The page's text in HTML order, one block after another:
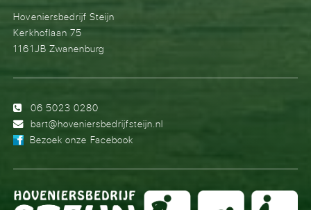
Hoveniersbedrijf Steijn
Kerkhoflaan 75
1161JB Zwanenburg
06 5023 0280
bart@hoveniersbedrijfsteijn.nl
Bezoek onze Facebook